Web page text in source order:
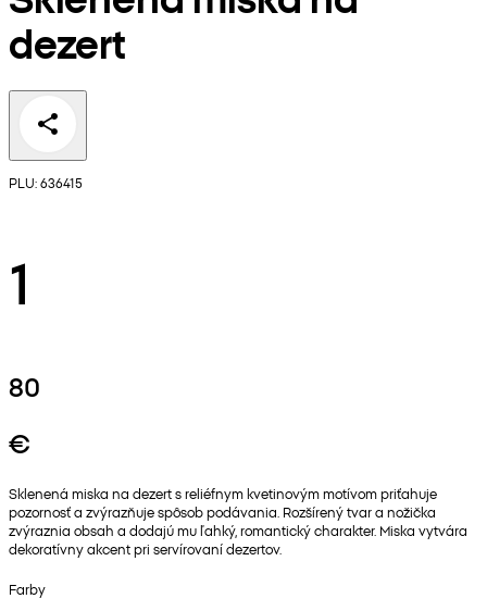
dezert
PLU: 636415
1
80
€
Sklenená miska na dezert s reliéfnym kvetinovým motívom priťahuje
pozornosť a zvýrazňuje spôsob podávania. Rozšírený tvar a nožička
zvýraznia obsah a dodajú mu ľahký, romantický charakter. Miska vytvára
dekoratívny akcent pri servírovaní dezertov.
Farby